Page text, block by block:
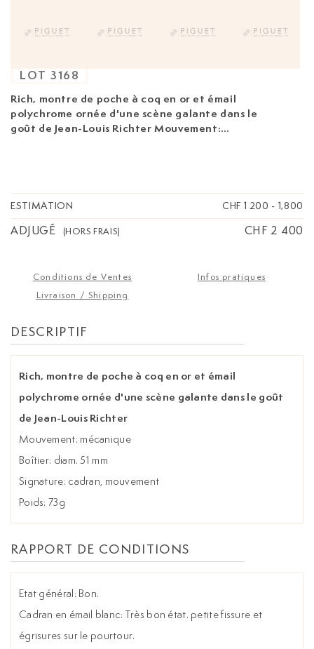
Rich, montre de poche à coq en or et émail
polychrome ornée d'une scène galante dans le
goût de Jean-Louis RichterMouvement:
LOT 3168
ESTIMATION CHF 1 200 - 1,800
ADJUGÉ (HORS FRAIS) CHF 2 400
Conditions de Ventes
Infos pratiques
Livraison / Shipping
DESCRIPTIF
Rich, montre de poche à coq en or et émail
polychrome ornée d'une scène galante dans le goût
de Jean-Louis Richter
Mouvement: mécanique
Boîtier: diam. 51 mm
Signature: cadran, mouvement
Poids: 73g
RAPPORT DE CONDITIONS
Etat général: Bon.
Cadran en émail blanc: Très bon état. petite fissure et
égrisures sur le pourtour.